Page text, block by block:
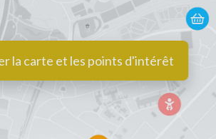
la carte et les points d'intérêt